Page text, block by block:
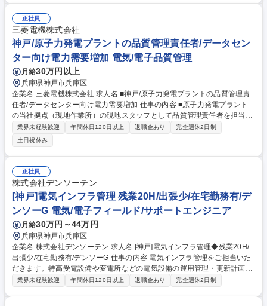
は、サポートに近いです） ■業務依頼書による類似製品の作図 ■量産製品
の図面修正/変更（対象図面：組立図、外観図、内部構造図、加工図） ■加
工図作成（類似製品） ■3Dモデル作成 ■部内サポート業務全般（備品管理/
発注、請求書処理/電話対応等） 募集職種 【埼玉・行田市/半導体装置向け
製品の研究開発サポート(作図)】★奨学金補助有
正社員
三菱電機株式会社
神戸/原子力発電プラントの品質管理責任者/データセン
ター向け電力需要増加 電気/電子品質管理
月給30万円以上
兵庫県神戸市兵庫区
企業名 三菱電機株式会社 求人名 ■神戸/原子力発電プラントの品質管理責
任者/データセンター向け電力需要増加 仕事の内容 ■原子力発電プラント
の当社拠点（現地作業所）の現地スタッフとして品質管理責任者を担当い
ただきます。入社直後は、現地作業所にて、原子力発電所でのスタッフ業
務を習得頂き、その後、責任者として担当頂く予定 です。具体的には、現
地工事・点検に関する品質管理職務の遂行（QA/QC計画、実施及び確認
等）を頂きます。また、各職務の顧客窓口対応、トラブルの初期対応等も
担当いただきます。※これまでの経験に応じて、工事管理や放射線管理を
メインに担当頂く可能性もございます。 募集職種 ■神戸/原子力発電プラ
ントの品質管理責任者/データセンター向け電力需要増加
業界未経験歓迎 年間休日120日以上 退職金あり
完全週休2日制
土日祝休み
正社員
株式会社デンソーテン
[神戸]電気インフラ管理 残業20H/出張少/在宅勤務有/デ
ンソーG 電気/電子フィールド/サポートエンジニア
月給30万円～44万円
兵庫県神戸市兵庫区
企業名 株式会社デンソーテン 求人名 [神戸]電気インフラ管理◆残業20H/
出張少/在宅勤務有/デンソーG 仕事の内容 電気インフラ管理をご担当いた
だきます。特高受電設備や変電所などの電気設備の運用管理・更新計画の
立案から、外注工事の監理まで一貫して携わり、事業の安定稼働を支える
業界未経験歓迎 年間休日120日以上 退職金あり 完全週休2日制